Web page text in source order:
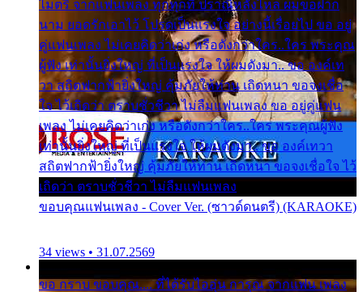
ไมตรี จากแฟนเพลง ทุกทุกที่ ปราณีหลั่งไหล ผมขอฝาก
นาม ยอดรักเอาไว้ โปรดเป็นแรงใจ อย่างนี้เรื่อยไป ขอ อยู่
คู่แฟนเพลง ไม่เคยคิดว่าเก่ง หรือดังกว่าใคร..ใคร พระคุณ
ผู้ฟัง เท่านั้นยิ่งใหญ่ ที่เป็นแรงใจ ให้ผมดังมา.. ขอ องค์เท
วา สถิตฟากฟ้ายิ่งใหญ่ คุ้มภัยให้ท่าน เถิดหนา ขอจงเชื่อ
ใจ ไว้เถิดว่า ตราบชั่วชีวา ไม่ลืมแฟนเพลง ขอ อยู่คู่แฟน
เพลง ไม่เคยคิดว่าเก่ง หรือดังกว่าใคร..ใคร พระคุณผู้ฟัง
เท่านั้นยิ่งใหญ่ ที่เป็นแรงใจ ให้ผมดังมา.. ขอ องค์เทวา
สถิตฟากฟ้ายิ่งใหญ่ คุ้มภัยให้ท่าน เถิดหนา ขอจงเชื่อใจ ไว้
เถิดว่า ตราบชั่วชีวา ไม่ลืมแฟนเพลง
ขอบคุณแฟนเพลง - Cover Ver. (ซาวด์ดนตรี) (KARAOKE)
34 views • 31.07.2569
ขอ กราบ ขอบคุณ.... ที่ได้รับไออุ่น การุณ จากแฟน เพลง